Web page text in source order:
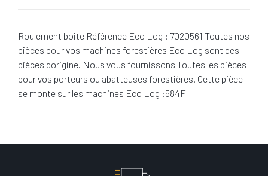
Roulement boite Référence Eco Log : 7020561 Toutes nos
pièces pour vos machines forestières Eco Log sont des
pièces d'origine. Nous vous fournissons Toutes les pièces
pour vos porteurs ou abatteuses forestières. Cette pièce
se monte sur les machines Eco Log :584F